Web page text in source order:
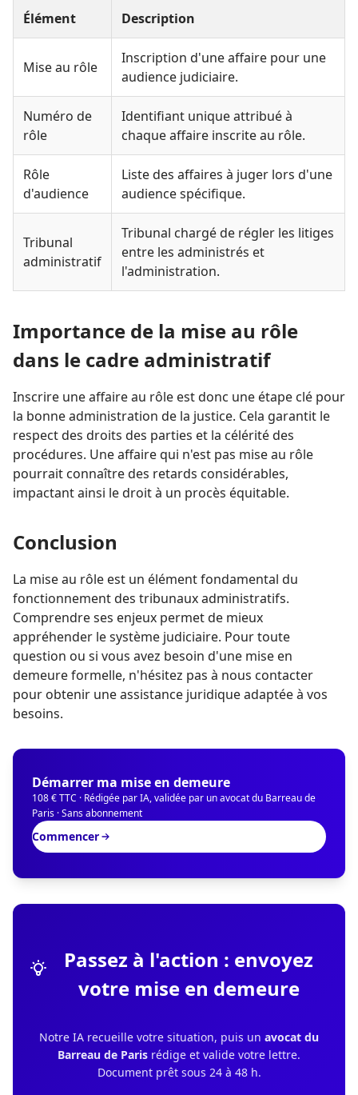
Élément Description
Mise au rôle
Inscription d'une affaire pour une
audience judiciaire.
Numéro de
rôle
Identifiant unique attribué à
chaque affaire inscrite au rôle.
Rôle
d'audience
Liste des affaires à juger lors d'une
audience spécifique.
Tribunal
administratif
Tribunal chargé de régler les litiges
entre les administrés et
l'administration.
Importance de la mise au rôle
dans le cadre administratif
Inscrire une affaire au rôle est donc une étape clé pour
la bonne administration de la justice. Cela garantit le
respect des droits des parties et la célérité des
procédures. Une affaire qui n'est pas mise au rôle
pourrait connaître des retards considérables,
impactant ainsi le droit à un procès équitable.
Conclusion
La mise au rôle est un élément fondamental du
fonctionnement des tribunaux administratifs.
Comprendre ses enjeux permet de mieux
appréhender le système judiciaire. Pour toute
question ou si vous avez besoin d'une mise en
demeure formelle, n'hésitez pas à nous contacter
pour obtenir une assistance juridique adaptée à vos
besoins.
Démarrer ma mise en demeure
108 € TTC · Rédigée par IA, validée par un avocat du Barreau de
Paris · Sans abonnement
Commencer
Passez à l'action : envoyez
votre mise en demeure
Notre IA recueille votre situation, puis un avocat du
Barreau de Paris rédige et valide votre lettre.
Document prêt sous 24 à 48 h.